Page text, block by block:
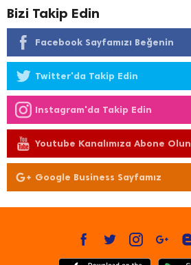
Bizi Takip Edin
Facebook Sayfamızı Beğenin
Twitter'da Takip Edin
Instagram'da Takip Edin
Youtube Kanalımıza Abone Olun
Google Business Sayfamız